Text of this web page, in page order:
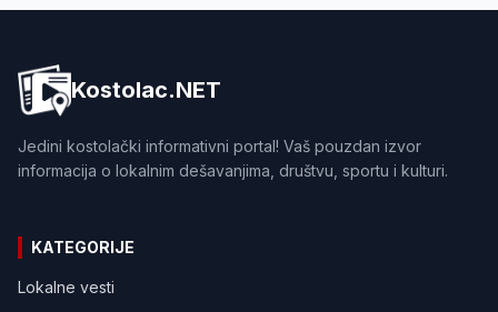
Kostolac.NET
Jedini kostolački informativni portal! Vaš pouzdan izvor
informacija o lokalnim dešavanjima, društvu, sportu i kulturi.
KATEGORIJE
Lokalne vesti